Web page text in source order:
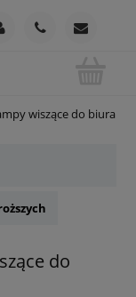
wiszące do biura
do